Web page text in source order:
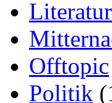
Literatur
Offtopic
Politik